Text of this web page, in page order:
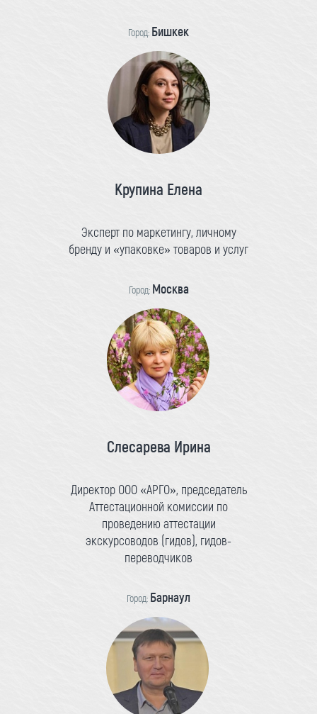
Город: Бишкек
Крупина Елена
Эксперт по маркетингу, личному
бренду и «упаковке» товаров и услуг
Город: Москва
Слесарева Ирина
Директор ООО «АРГО», председатель
Аттестационной комиссии по
проведению аттестации
экскурсоводов (гидов), гидов-
переводчиков
Город: Барнаул